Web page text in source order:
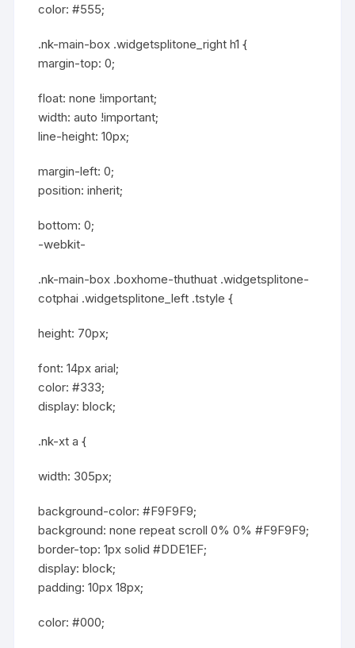
color: #555;
.nk-main-box .widgetsplitone_right h1 {
margin-top: 0;
float: none !important;
width: auto !important;
line-height: 10px;
margin-left: 0;
position: inherit;
bottom: 0;
-webkit-
.nk-main-box .boxhome-thuthuat .widgetsplitone-
cotphai .widgetsplitone_left .tstyle {
height: 70px;
font: 14px arial;
color: #333;
display: block;
.nk-xt a {
width: 305px;
background-color: #F9F9F9;
background: none repeat scroll 0% 0% #F9F9F9;
border-top: 1px solid #DDE1EF;
display: block;
padding: 10px 18px;
color: #000;